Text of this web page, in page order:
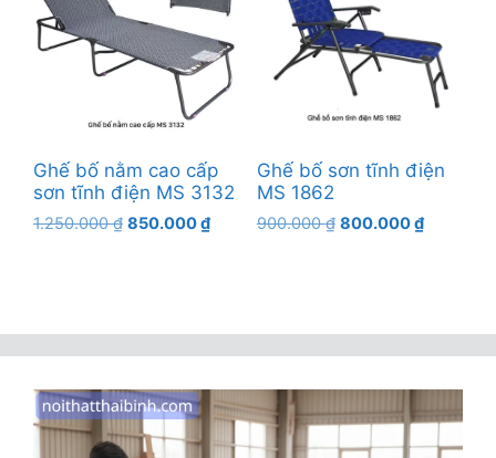
Ghế bố nằm cao cấp
sơn tĩnh điện MS 3132
1.250.000₫ Giá
850.000₫Giá
Ghế bố sơn tĩnh điện
MS 1862
900.000₫ Giá
800.000₫Giá